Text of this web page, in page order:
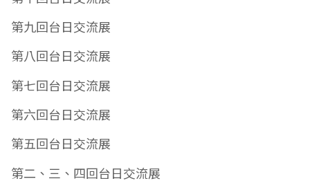
第九回台日交流展
第八回台日交流展
第七回台日交流展
第六回台日交流展
第五回台日交流展
第二、三、四回台日交流展